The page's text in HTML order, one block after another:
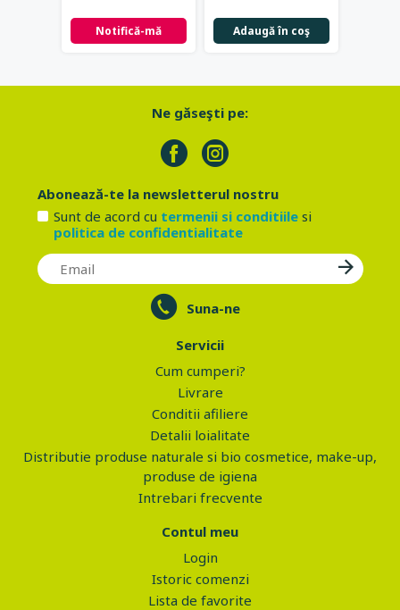
Notifică-mă Adaugă în coş
Ne găseşti pe:
Abonează-te la newsletterul nostru
Sunt de acord cu termenii si conditiilesi
politica de confidentialitate
Suna-ne
Servicii
Cum cumperi?
Livrare
Conditii afiliere
Detalii loialitate
Distributie produse naturale si bio cosmetice, make-up,
produse de igiena
Intrebari frecvente
Contul meu
Login
Istoric comenzi
Lista de favorite